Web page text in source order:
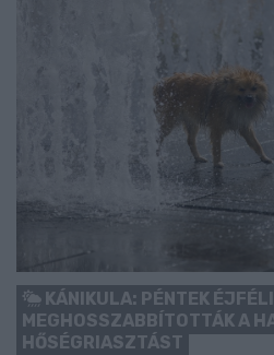
KÁNIKULA: PÉNTEK
MEGHOSSZABBÍTOTTÁK A
HŐSÉGRIASZTÁST